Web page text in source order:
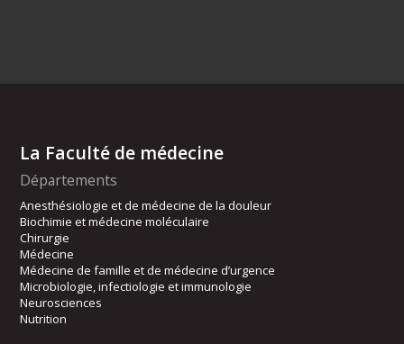
La Faculté de médecine
Départements
Anesthésiologie et de médecine de la douleur
Biochimie et médecine moléculaire
Chirurgie
Médecine
Médecine de famille et de médecine d’urgence
Microbiologie, infectiologie et immunologie
Neurosciences
Nutrition